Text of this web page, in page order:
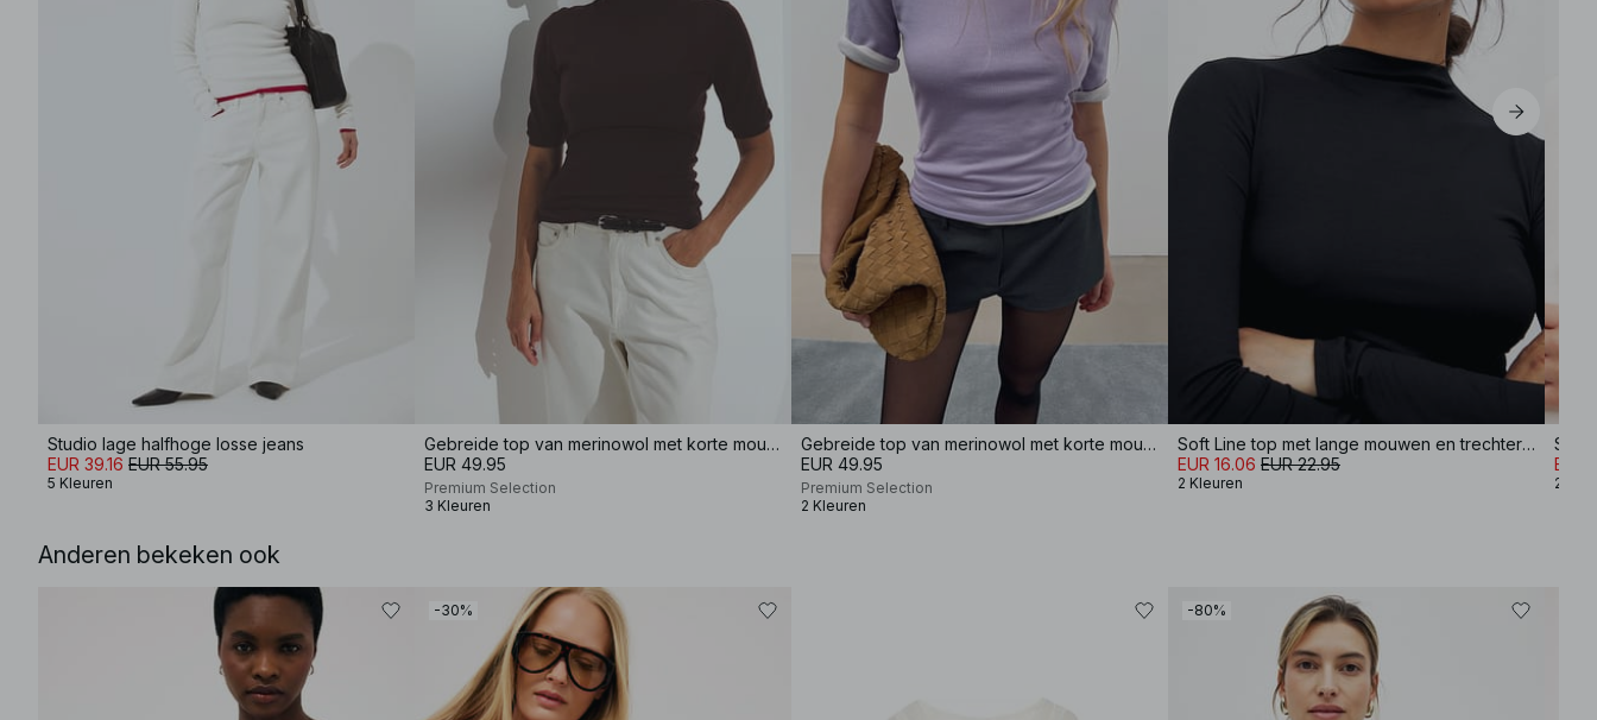
Studio lage halfhoge losse jeans
EUR 39.16 EUR 55.95
5 Kleuren
Gebreide top van merinowol met korte mouwen
EUR 49.95
Premium Selection
3 Kleuren
Gebreide top van merinowol met korte mouwen
EUR 49.95
Premium Selection
2 Kleuren
Soft Line top met lange mouwen en trechterhals
EUR 16.06 EUR 22.95
2 Kleuren
EUR
2
Anderen bekeken ook
-30% -80%